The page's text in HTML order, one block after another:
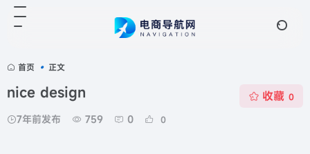
首页 • 正文
nice design
7年前发布 759 0 0
收藏 0